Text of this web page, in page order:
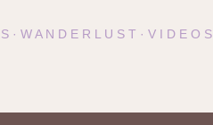
W A N D E R L U S T V I D E O S